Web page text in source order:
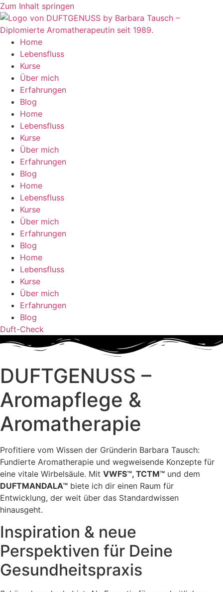
Zum Inhalt springen
Home
Lebensfluss
Kurse
Über mich
Erfahrungen
Blog
Home
Lebensfluss
Kurse
Über mich
Erfahrungen
Blog
Home
Lebensfluss
Kurse
Über mich
Erfahrungen
Blog
Home
Lebensfluss
Kurse
Über mich
Erfahrungen
Blog
Duft-Check
DUFTGENUSS –
Aromapflege &
Aromatherapie
Profitiere vom Wissen der Gründerin Barbara Tausch:
Fundierte Aromatherapie und wegweisende Konzepte für
eine vitale Wirbelsäule. Mit VWFS™, TCTM™ und dem
DUFTMANDALA™ biete ich dir einen Raum für
Entwicklung, der weit über das Standardwissen
hinausgeht.
Inspiration & neue
Perspektiven für Deine
Gesundheitspraxis